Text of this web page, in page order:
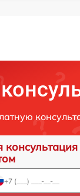
консультация